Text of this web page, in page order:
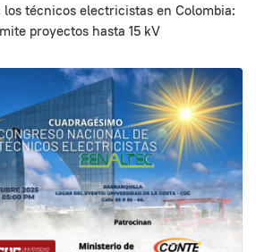
técnicos electricistas en Colombia:
proyectos hasta 15 kV